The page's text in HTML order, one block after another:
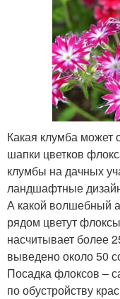
Какая клумба
шапки цветков
клумбы на дачных
ландшафтные
А какой волшебный
рядом цветут
насчитывает более
выведено около 50
Посадка флоксов –
по обустройству